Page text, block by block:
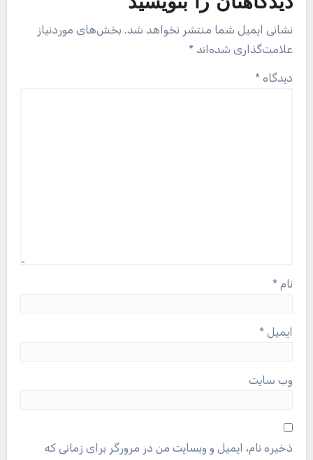
نشانی ایمیل شما منتشر نخواهد شد. بخش‌های موردنیاز
علامت‌گذاری شده‌اند *
دیدگاه *
نام *
ایمیل *
وب‌ سایت
ذخیره نام، ایمیل و وبسایت من در مرورگر برای زمانی که